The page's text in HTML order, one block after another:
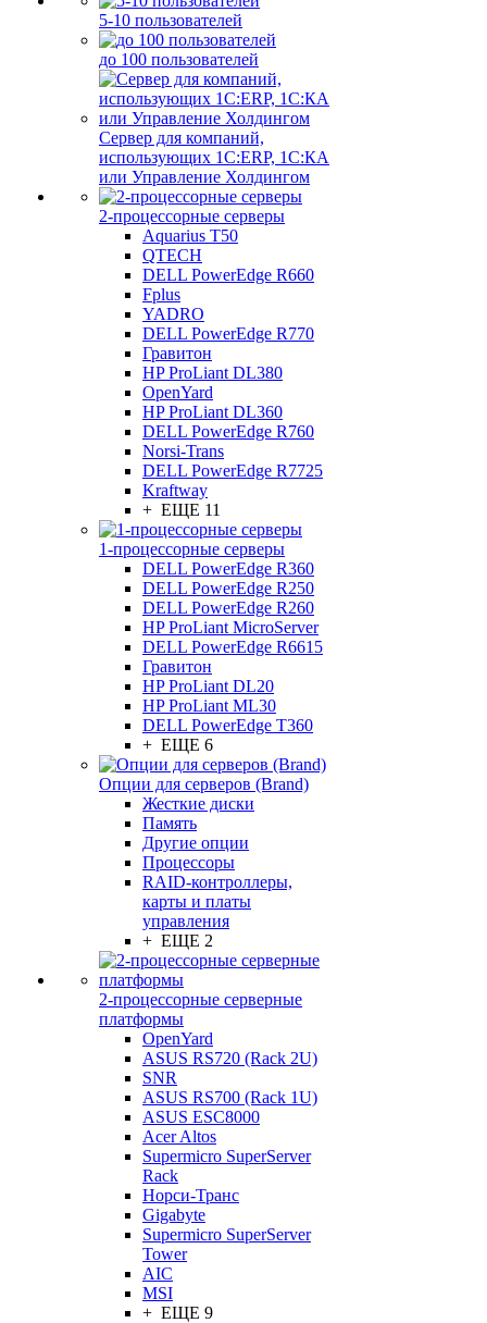
5-10 пользователей
до 100 пользователей
Сервер для компаний,
использующих 1C:ERP, 1С:КА
или Управление Холдингом
2-процессорные серверы
Aquarius T50
QTECH
DELL PowerEdge R660
Fplus
YADRO
DELL PowerEdge R770
Гравитон
HP ProLiant DL380
OpenYard
HP ProLiant DL360
DELL PowerEdge R760
Norsi-Trans
DELL PowerEdge R7725
Kraftway
+ ЕЩЕ 11
1-процессорные серверы
DELL PowerEdge R360
DELL PowerEdge R250
DELL PowerEdge R260
HP ProLiant MicroServer
DELL PowerEdge R6615
Гравитон
HP ProLiant DL20
HP ProLiant ML30
DELL PowerEdge T360
+ ЕЩЕ 6
Опции для серверов (Brand)
Жесткие диски
Память
Другие опции
Процессоры
RAID-контроллеры,
карты и платы
управления
+ ЕЩЕ 2
2-процессорные серверные
платформы
OpenYard
ASUS RS720 (Rack 2U)
SNR
ASUS RS700 (Rack 1U)
ASUS ESC8000
Acer Altos
Supermicro SuperServer
Rack
Норси-Транс
Gigabyte
Supermicro SuperServer
Tower
AIC
MSI
+ ЕЩЕ 9